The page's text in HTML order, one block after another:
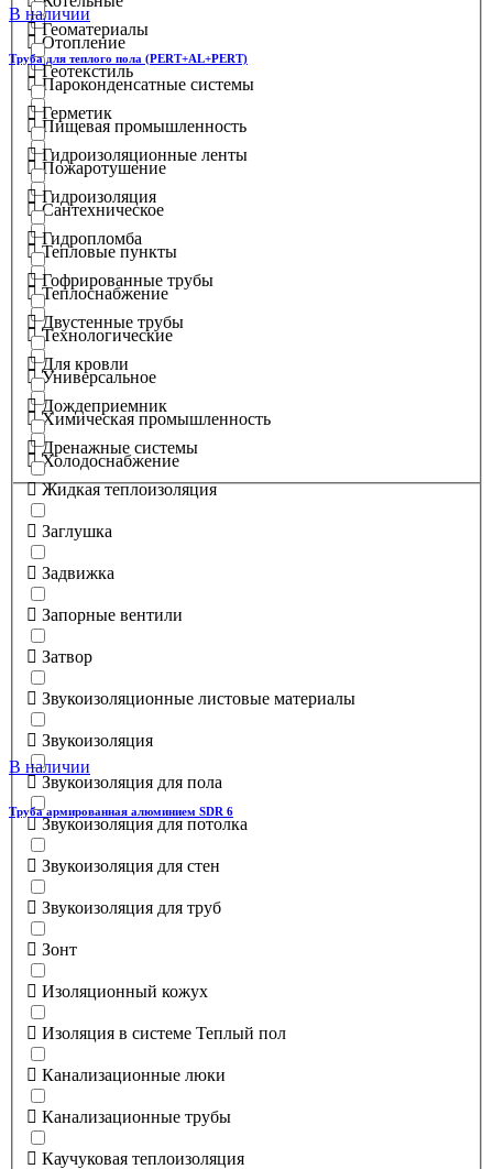
Отопление
Пароконденсатные системы
Пищевая промышленность
Пожаротушение
Сантехническое
Тепловые пункты
Теплоснабжение
Технологические
Универсальное
Химическая промышленность
Холодоснабжение
Геоматериалы
Геотекстиль
Герметик
Гидроизоляционные ленты
Гидроизоляция
Гидропломба
Гофрированные трубы
Двустенные трубы
Для кровли
Дождеприемник
Дренажные системы
Жидкая теплоизоляция
Заглушка
Задвижка
Запорные вентили
Затвор
Звукоизоляционные листовые материалы
Звукоизоляция
Звукоизоляция для пола
Звукоизоляция для потолка
Звукоизоляция для стен
Звукоизоляция для труб
Зонт
Изоляционный кожух
Изоляция в системе Теплый пол
Канализационные люки
Канализационные трубы
Каучуковая теплоизоляция
В наличии
Труба для теплого пола (PERT+AL+PERT)
В наличии
Труба армированная алюминием SDR 6